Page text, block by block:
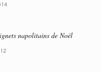
napolitains de Noël